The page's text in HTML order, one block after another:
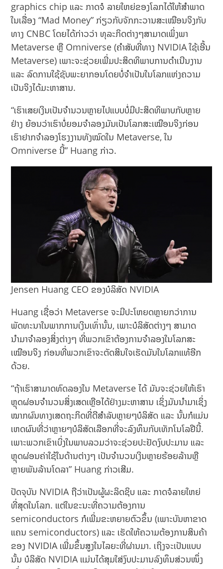
graphics chip ແລະ ກາດຈໍ ລາຍໃຫຍ່ຂອງໂລກໄດ້ໃຫ້ສຳພາດ
ໃນເລື່ອງ “Mad Money” ກ່ຽວກັບຈັກກະວານສະເໝືອນຈິງກັບ
ທາງ CNBC ໂດຍໄດ້ກ່າວວ່າ ທຸລະກິດຕ່າງໆສາມາດເພິ່ງພາ
Metaverse ຫຼື Omniverse (ຄຳສັບທີ່ທາງ NVIDIA ໃຊ້ເອີ້ນ
Metaverse) ເພາະຈະຊ່ວຍເພີ່ມປະສິດທິພາບການດຳເນີນງານ
ແລະ ລົດການໃຊ້ຊັບພະຍາກອນໂດຍບໍ່ຈຳເປັນໃນໂລກແຫ່ງຄວາມ
ເປັນຈິງໄດ້ມະຫາສານ.
“ເຮົາເສຍເງິນເປັນຈຳນວນຫຼາຍໄປແບບບໍ່ມີປະສິດທິພາບກັບຫຼາຍ
ຢ່າງ ຍ້ອນວ່າເຮົາບໍ່ຍອມຈຳລອງມັນເປັນໂລກສະເໝືອນຈິງກ່ອນ
ເຮົາຢາກຈຳລອງໂຮງງານທັງໝົດໃນ Metaverse, ໃນ
Omniverse ນີ້” Huang ກ່າວ.
Jensen Huang CEO ຂອງບໍລິສັດ NVIDIA
Huang ເຊື່ອວ່າ Metaverse ຈະມີປະໂຫຍດຫຼາຍກວ່າການ
ພັດທະນາໃນພາກການເງິນເທົ່ານັ້ນ, ເພາະບໍລິສັດຕ່າງໆ ສາມາດ
ນຳມາຈຳລອງສິ່ງຕ່າງໆ ທີ່ພວກເຂົາຕ້ອງການຈຳລອງໃນໂລກສະ
ເໝືອນຈິງ ກ່ອນທີ່ພວກເຂົາຈະຕັດສິນໃຈເຮັດມັນໃນໂລກແທ້ອີກ
ດ້ວຍ.
“ຖ້າເຮົາສາມາດທົດລອງໃນ Metaverse ໄດ້ ມັນຈະຊ່ວຍໃຫ້ເຮົາ
ຫຼຸດຜ່ອນຈຳນວນສິ່ງເສດເຫຼືອໄດ້ຢ່າງມະຫາສານ ເຊິ່ງມັນນຳມາເຊິ່ງ
ໝາກຜົນທາງເສດຖະກິດທີ່ດີສຳລັບຫຼາຍໆບໍລິສັດ ແລະ ນັ້ນກໍແມ່ນ
ເຫດຜົນທີ່ວ່າຫຼາຍໆບໍລິສັດເລືອກທີ່ຈະລົງທຶນກັບເທັກໂນໂລຢີນີ້.
ເພາະພວກເຂົາເບິ່ງໃນພາບລວມວ່າຈະຊ່ວຍປະຢັດງົບປະມານ ແລະ
ຫຼຸດຜ່ອນຄ່າໃຊ້ໃນດ້ານຕ່າງໆ ເປັນຈຳນວນເງິນຫຼາຍຮ້ອຍລ້ານຫຼື
ຫຼາຍພັນລ້ານໂດລາ” Huang ກ່າວເສີມ.
ປັດຈຸບັນ NVIDIA ຖືວ່າເປັນຜູ້ຜະລິດຊິບ ແລະ ກາດຈໍລາຍໃຫຍ່
ທີ່ສຸດໃນໂລກ. ແຕ່ໃນຂະນະທີ່ຄວາມຕ້ອງການ
semiconductors ກໍເພີ່ມຂະຫຍາຍຕົວຂຶ້ນ (ເພາະບັນຫາຂາດ
ແຄນ semiconductors) ແລະ ເຮັດໃຫ້ຄວາມຕ້ອງການສິນຄ້າ
ຂອງ NVIDIA ເພີ່ມຂຶ້ນສູງໃນໄລຍະທີ່ຜ່ານມາ. ເຖິງຈະເປັນແບບ
ນັ້ນ ບໍລິສັດ NVIDIA ແມ່ນໄດ້ສຸມໃສ່ງົບປະມານລົງທຶນສ່ວນໜຶ່ງ